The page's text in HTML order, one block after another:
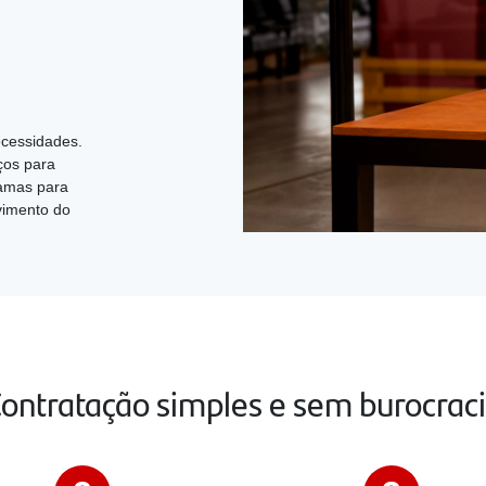
para
para
do
simples e sem